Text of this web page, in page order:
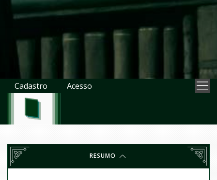
Cadastro Acesso
RESUMO